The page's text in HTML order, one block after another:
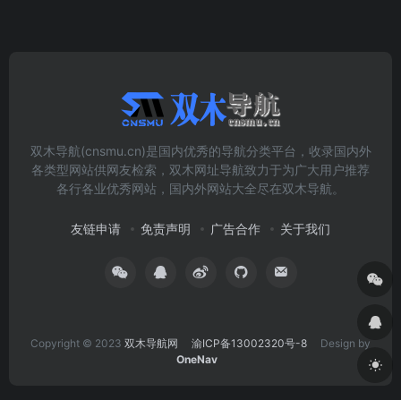
双木导航(cnsmu.cn)是国内优秀的导航分类平台，收录国内外
各类型网站供网友检索，双木网址导航致力于为广大用户推荐
各行各业优秀网站，国内外网站大全尽在双木导航。
友链申请 免责声明 广告合作 关于我们
Copyright © 2023 双木导航网 渝ICP备13002320号-8 Design by
OneNav